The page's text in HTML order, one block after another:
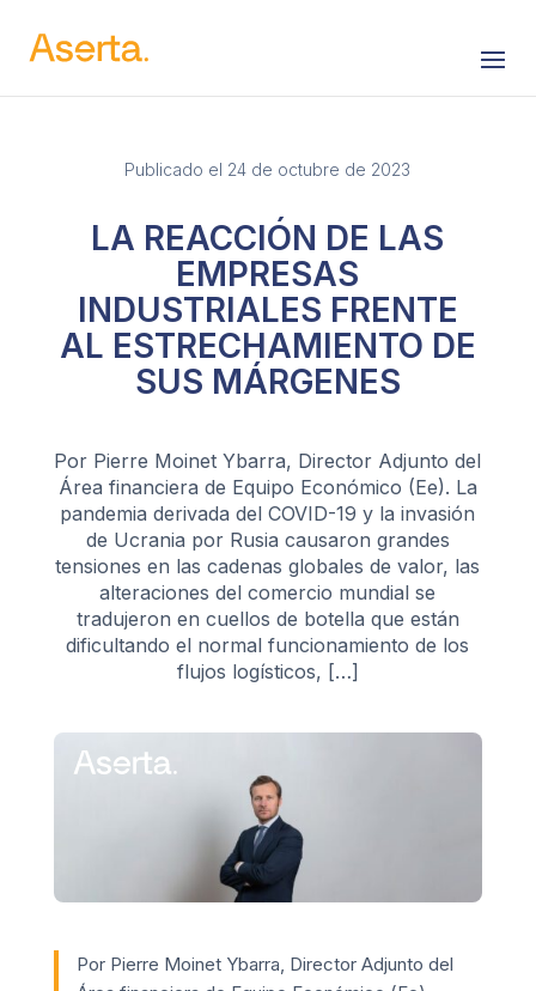
Saltar al contenido
Publicado el 24 de octubre de 2023
LA REACCIÓN DE LAS
EMPRESAS
INDUSTRIALES FRENTE
AL ESTRECHAMIENTO DE
SUS MÁRGENES
Por Pierre Moinet Ybarra, Director Adjunto del
Área financiera de Equipo Económico (Ee). La
pandemia derivada del COVID-19 y la invasión
de Ucrania por Rusia causaron grandes
tensiones en las cadenas globales de valor, las
alteraciones del comercio mundial se
tradujeron en cuellos de botella que están
dificultando el normal funcionamiento de los
flujos logísticos, […]
Por Pierre Moinet Ybarra, Director Adjunto del